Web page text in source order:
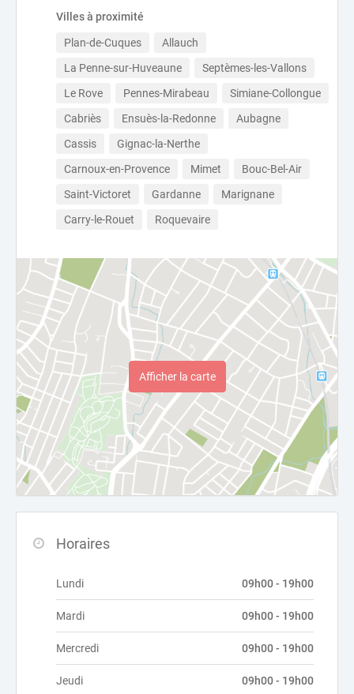
Villes à proximité
Plan-de-Cuques
Allauch
La Penne-sur-Huveaune
Septèmes-les-Vallons
Le Rove
Pennes-Mirabeau
Simiane-Collongue
Cabriès
Ensuès-la-Redonne
Aubagne
Cassis
Gignac-la-Nerthe
Carnoux-en-Provence
Mimet
Bouc-Bel-Air
Saint-Victoret
Gardanne
Marignane
Carry-le-Rouet
Roquevaire
Afficher la carte
Horaires
Lundi 09h00 - 19h00
Mardi 09h00 - 19h00
Mercredi 09h00 - 19h00
Jeudi 09h00 - 19h00